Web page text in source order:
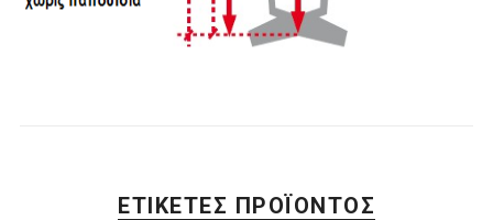
ΕΤΙΚΈΤΕΣ ΠΡΟΪΌΝΤΟΣ